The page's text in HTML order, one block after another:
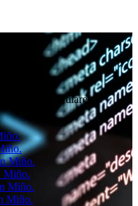
particulares y
Miño.
Miño.
Miño.
Miño.